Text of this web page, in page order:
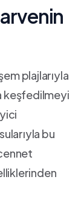
plajlarıyla
keşfedilmeyi
bu